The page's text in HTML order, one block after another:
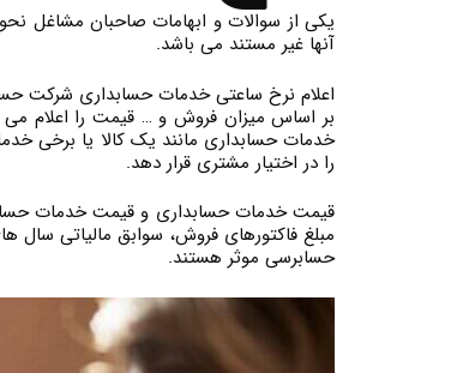
یکی از سوالات و ابهامات صاحبان مشاغل
آنها غیر مستند می باشد.
اعلام نرخ ساعتی خدمات حسابداری شرکت
بر اساس میزان فروش و … قیمت را اعلام
خدمات حسابداری مانند یک کالا یا برخی
را در اختیار مشتری قرار دهد.
قیمت خدمات حسابداری و قیمت خدمات
مبلغ فاکتورهای فروش، سوابق مالیاتی سال
حسابرسی موثر هستند.